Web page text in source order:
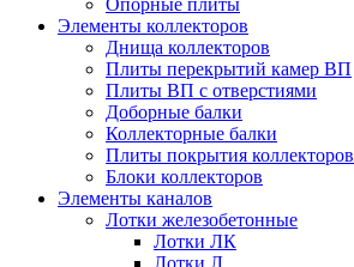
Опорные плиты
Элементы коллекторов
Днища коллекторов
Плиты перекрытий камер ВП
Плиты ВП с отверстиями
Доборные балки
Коллекторные балки
Плиты покрытия коллекторов
Блоки коллекторов
Элементы каналов
Лотки железобетонные
Лотки ЛК
Лотки Л